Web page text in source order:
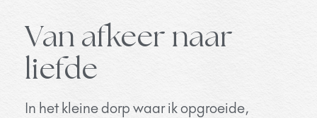
Van afkeer naar
liefde
In het kleine dorp waar ik opgroeide,